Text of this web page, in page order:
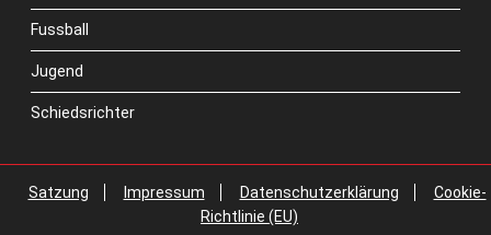
Fussball
Jugend
Schiedsrichter
Satzung Impressum Datenschutzerklärung
Cookie-
Richtlinie (EU)